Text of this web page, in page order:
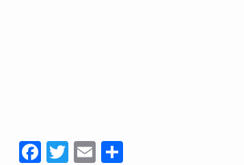
Facebook
TwitterEmail